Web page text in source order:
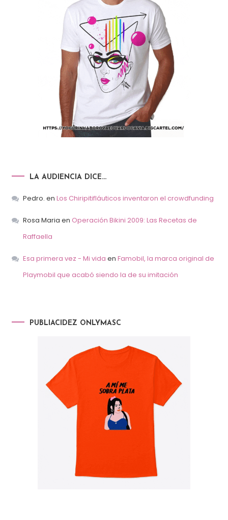
LA AUDIENCIA DICE…
Pedro. en Los Chiripitifláuticos inventaron el crowdfunding
Rosa Maria en Operación Bikini 2009: Las Recetas de
Raffaella
Esa primera vez - Mi vida en Famobil, la marca original de
Playmobil que acabó siendo la de su imitación
PUBLIACIDEZ ONLYMASC